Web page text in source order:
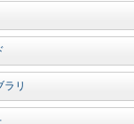
ラリ